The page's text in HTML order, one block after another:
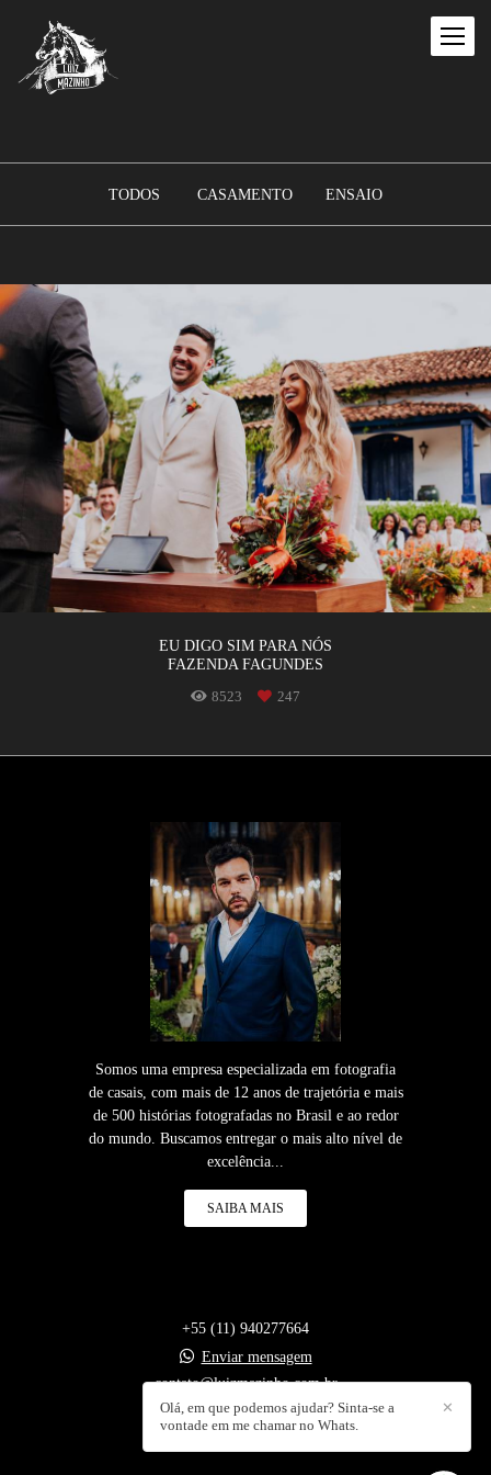
TODOS CASAMENTO ENSAIO
EU DIGO SIM PARA NÓS
FAZENDA FAGUNDES
8523 247
Somos uma empresa especializada em fotografia
de casais, com mais de 12 anos de trajetória e mais
de 500 histórias fotografadas no Brasil e ao redor
do mundo. Buscamos entregar o mais alto nível de
excelência...
SAIBA MAIS
+55 (11) 940277664
Enviar mensagem
contato@luizmazinho.com.br
✕
Olá, em que podemos ajudar? Sinta-se a
vontade em me chamar no Whats.